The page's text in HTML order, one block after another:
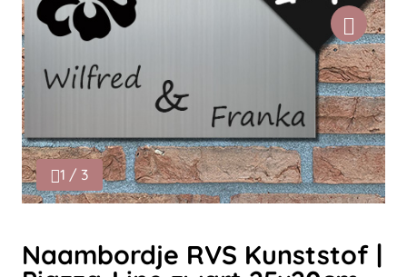
1 / 3
Naambordje RVS Kunststof |